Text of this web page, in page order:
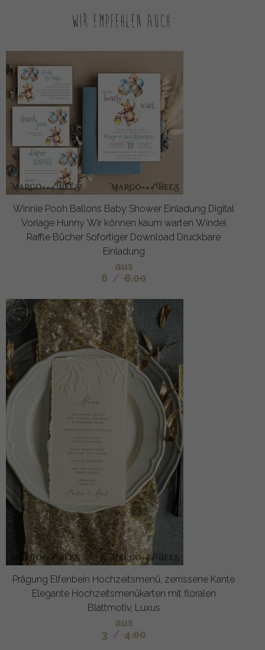
Wir empfehlen auch:
Winnie Pooh Ballons Baby Shower Einladung Digital
Vorlage Hunny Wir können kaum warten Windel
Raffle Bücher Sofortiger Download Druckbare
Einladung
aus
6 / 8.00
Prägung Elfenbein Hochzeitsmenü, zerrissene Kante
Elegante Hochzeitsmenükarten mit floralen
Blattmotiv, Luxus
aus
3 / 4.00